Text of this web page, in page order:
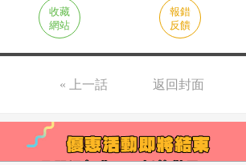
收藏
網站
報錯
反饋
« 上一話 返回封面